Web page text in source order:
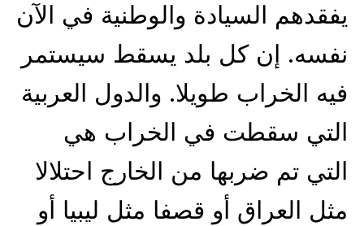
يفقدهم السيادة والوطنية في الآن
نفسه. إن كل بلد يسقط سيستمر
فيه الخراب طويلا. والدول العربية
التي سقطت في الخراب هي
التي تم ضربها من الخارج احتلالا
مثل العراق أو قصفا مثل ليبيا أو